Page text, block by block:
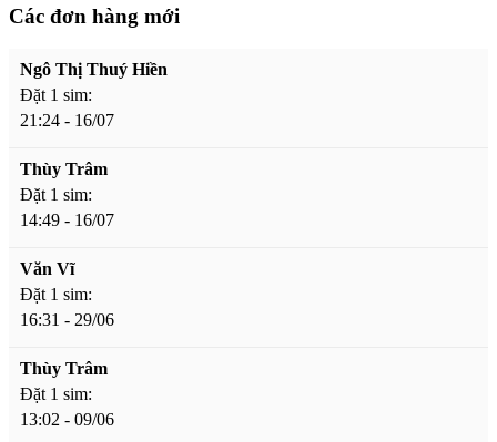
Các đơn hàng mới
Ngô Thị Thuý Hiền
Đặt 1 sim:
21:24 - 16/07
Thùy Trâm
Đặt 1 sim:
14:49 - 16/07
Văn Vĩ
Đặt 1 sim:
16:31 - 29/06
Thùy Trâm
Đặt 1 sim:
13:02 - 09/06